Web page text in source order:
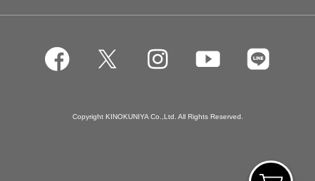
Copyright KINOKUNIYA Co.,Ltd. All Rights Reserved.